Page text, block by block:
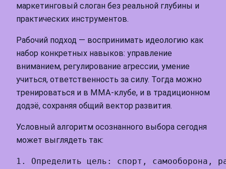
маркетинговый слоган без реальной глубины и
практических инструментов.
Рабочий подход — воспринимать идеологию как
набор конкретных навыков: управление
вниманием, регулирование агрессии, умение
учиться, ответственность за силу. Тогда можно
тренироваться и в ММА-клубе, и в традиционном
додзё, сохраняя общий вектор развития.
Условный алгоритм осознанного выбора сегодня
может выглядеть так:
1. Определить цель: спорт, самооборона,